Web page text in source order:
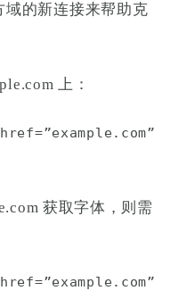
域的新连接来帮助克
上：
获取字体，则需